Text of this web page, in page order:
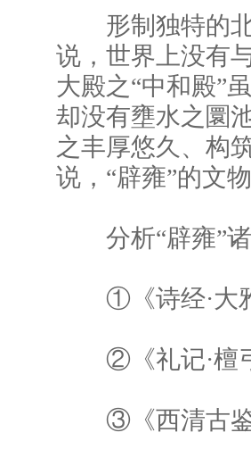
形制独特的北
说，世界上没有
大殿之“中和殿”
却没有壅水之圜
之丰厚悠久、构
说，“辟雍”的文
分析“辟雍”诸
①《诗经·大雅
②《礼记·檀弓
③《西清古鉴